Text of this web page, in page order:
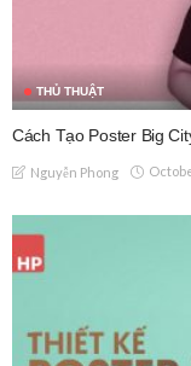
THỦ THUẬT
Cách Tạo Poster Big
Nguyễn Phong